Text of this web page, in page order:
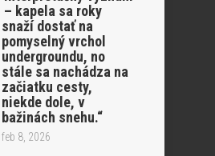
– kapela sa roky
snaží dostať na
pomyselný vrchol
undergroundu, no
stále sa nachádza na
začiatku cesty,
niekde dole, v
bažinách snehu.“
feb 8, 2026